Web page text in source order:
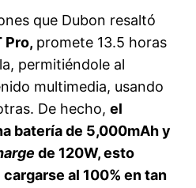
que Dubon resaltó
Pro, promete 13.5 horas
permitiéndole al
multimedia, usando
De hecho, el
batería de 5,000mAh y
de 120W, esto
al 100% en tan